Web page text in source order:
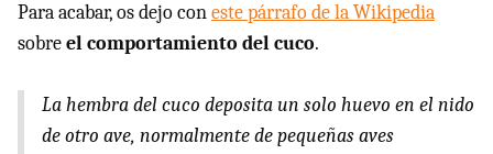
Para acabar, os dejo coneste párrafo de la Wikipedia
sobreel comportamiento del cuco.
La hembra del cuco deposita un solo huevo en el nido
de otro ave, normalmente de pequeñas aves